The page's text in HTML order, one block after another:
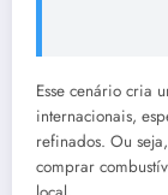
Esse cenário cria
internacionais,
refinados. Ou
comprar